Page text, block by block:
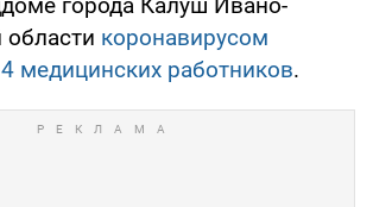
коронавирусом
медицинских работников.